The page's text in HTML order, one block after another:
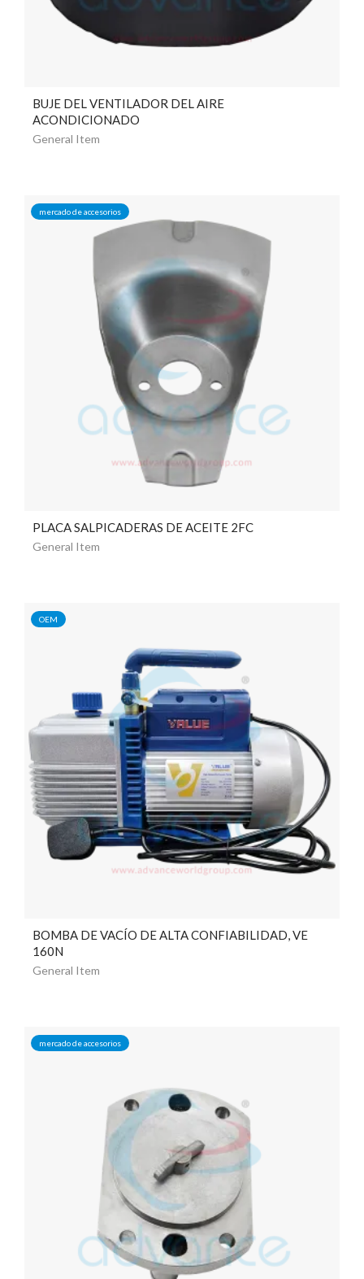
BUJE DEL VENTILADOR DEL AIRE
ACONDICIONADO
General Item
mercado de accesorios
PLACA SALPICADERAS DE ACEITE 2FC
General Item
OEM
BOMBA DE VACÍO DE ALTA CONFIABILIDAD, VE
160N
General Item
mercado de accesorios